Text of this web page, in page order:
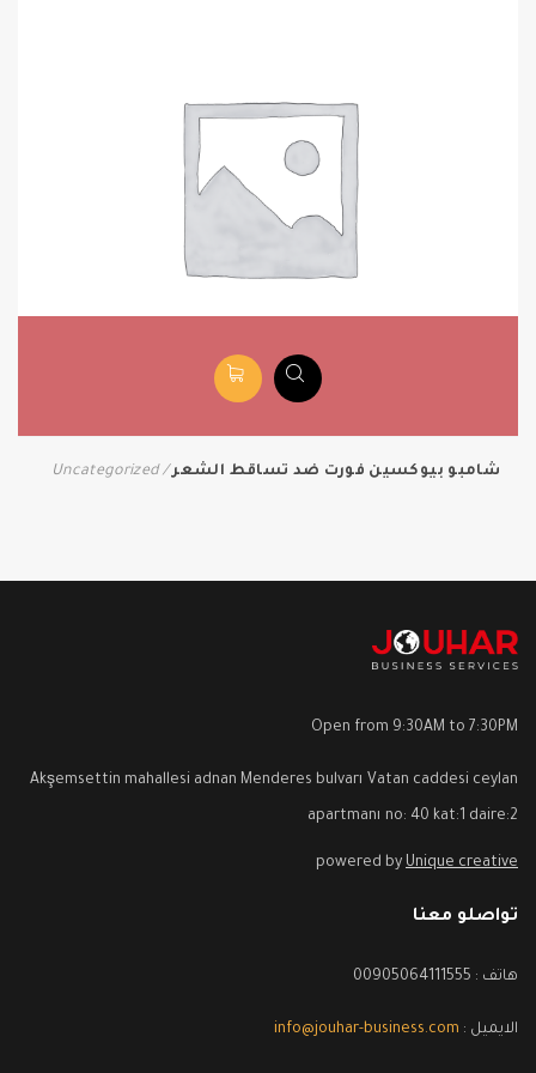
شامبو بيوكسين فورت ضد تساقط الشعر Uncategorized
Open from 9:30AM to 7:30PM
Akşemsettin mahallesi adnan Menderes bulvarı Vatan caddesi ceylan
apartmanı no: 40 kat:1 daire:2
powered by Unique creative
تواصلو معنا
هاتف : 00905064111555
الايميل : info@jouhar-business.com